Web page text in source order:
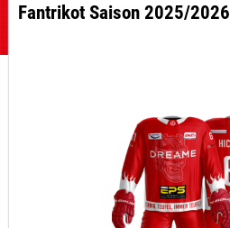
Fantrikot Saison 2025/2026